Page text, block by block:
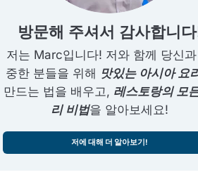
방문해 주셔서 감사합니
저는 Marc입니다! 저와 함께 당신
중한 분들을 위해 맛있는 아시아 요
만드는 법을 배우고, 레스토랑의 모
리 비법을 알아보세요!
저에 대해 더 알아보기!